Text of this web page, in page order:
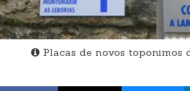
Placas de novos toponimos